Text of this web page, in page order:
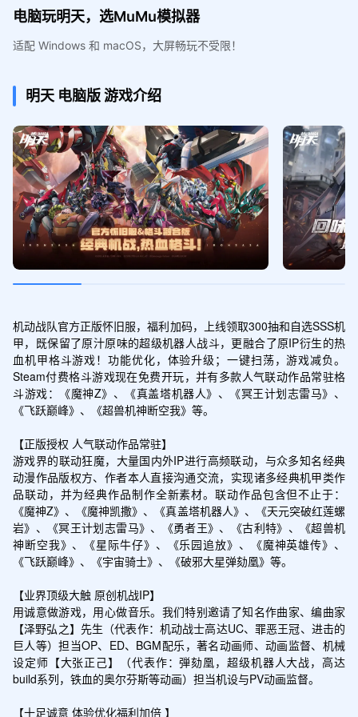
电脑玩明天，选MuMu模拟器
适配 Windows 和 macOS，大屏畅玩不受限！
明天 电脑版游戏介绍
机动战队官方正版怀旧服，福利加码，上线领取300抽和自选SSS机
甲，既保留了原汁原味的超级机器人战斗，更融合了原IP衍生的热
血机甲格斗游戏！功能优化，体验升级；一键扫荡，游戏减负。
Steam付费格斗游戏现在免费开玩，并有多款人气联动作品常驻格
斗游戏：《魔神Z》、《真盖塔机器人》、《冥王计划志雷马》、
《飞跃巅峰》、《超兽机神断空我》等。
【正版授权 人气联动作品常驻】
游戏界的联动狂魔，大量国内外IP进行高频联动，与众多知名经典
动漫作品版权方、作者本人直接沟通交流，实现诸多经典机甲类作
品联动，并为经典作品制作全新素材。联动作品包含但不止于：
《魔神Z》、《魔神凯撒》、《真盖塔机器人》、《天元突破红莲螺
岩》、《冥王计划志雷马》、《勇者王》、《古利特》、《超兽机
神断空我》、《星际牛仔》、《乐园追放》、《魔神英雄传》、
《飞跃巅峰》、《宇宙骑士》、《破邪大星弹劾凰》等。
【业界顶级大触 原创机战IP】
用诚意做游戏，用心做音乐。我们特别邀请了知名作曲家、编曲家
【泽野弘之】先生（代表作：机动战士高达UC、罪恶王冠、进击的
巨人等）担当OP、ED、BGM配乐，著名动画师、动画监督、机械
设定师【大张正己】（代表作：弾劾凰，超级机器人大战，高达
build系列，铁血的奥尔芬斯等动画）担当机设与PV动画监督。
【十足诚意 体验优化福利加倍 】